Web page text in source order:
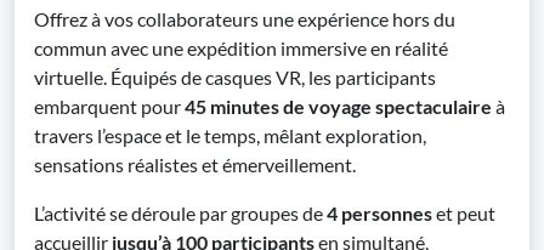
Offrez à vos collaborateurs une expérience hors du
commun avec une expédition immersive en réalité
virtuelle. Équipés de casques VR, les participants
embarquent pour45 minutes de voyage spectaculaire à
travers l’espace et le temps, mêlant exploration,
sensations réalistes et émerveillement.
L’activité se déroule par groupes de4 personneset peut
accueillir jusqu’à 100 participantsen simultané,